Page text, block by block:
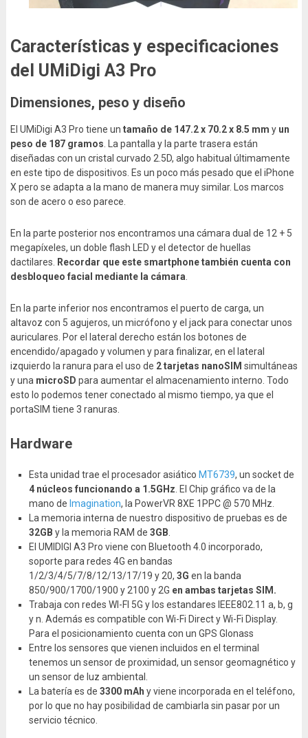
Características y especificaciones
del UMiDigi A3 Pro
Dimensiones, peso y diseño
El UMiDigi A3 Pro tiene un tamaño de 147.2 x 70.2 x 8.5 mm yun
peso de 187 gramos . La pantalla y la parte trasera están
diseñadas con un cristal curvado 2.5D, algo habitual últimamente
en este tipo de dispositivos. Es un poco más pesado que el iPhone
X pero se adapta a la mano de manera muy similar. Los marcos
son de acero o eso parece.
En la parte posterior nos encontramos una cámara dual de 12 + 5
megapíxeles, un doble flash LED y el detector de huellas
dactilares.
Recordar que este smartphone también cuenta con
desbloqueo facial mediante la cámara
En la parte inferior nos encontramos el puerto de carga, un
altavoz con 5 agujeros, un micrófono y el jack para conectar unos
auriculares. Por el lateral derecho están los botones de
encendido/apagado y volumen y para finalizar, en el lateral
izquierdo la ranura para el uso de 2 tarjetas nanoSIM simultáneas
y una microSD para aumentar el almacenamiento interno. Todo
esto lo podemos tener conectado al mismo tiempo, ya que el
portaSIM tiene 3 ranuras.
Hardware
Esta unidad trae el procesador asiático MT6739, un socket de
4 núcleos funcionando a 1.5GHz . El Chip gráfico va de la
mano de Imagination, la PowerVR 8XE 1PPC @ 570 MHz.
La memoria interna de nuestro dispositivo de pruebas es de
32GB y la memoria RAM de 3GB
El UMIDIGI A3 Pro viene con Bluetooth 4.0 incorporado,
soporte para redes 4G en bandas
1/2/3/4/5/7/8/12/13/17/19 y 20, 3G en la banda
850/900/1700/1900 y 2100 y 2G en ambas tarjetas SIM.
Trabaja con redes WI-FI 5G y los estandares IEEE802.11 a, b, g
y n. Además es compatible con Wi-Fi Direct y Wi-Fi Display.
Para el posicionamiento cuenta con un GPS Glonass
Entre los sensores que vienen incluidos en el terminal
tenemos un sensor de proximidad, un sensor geomagnético y
un sensor de luz ambiental.
La batería es de 3300 mAh y viene incorporada en el teléfono,
por lo que no hay posibilidad de cambiarla sin pasar por un
servicio técnico.